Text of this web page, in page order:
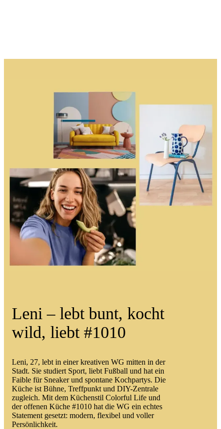
Leni – lebt bunt, kocht
wild, liebt #1010
Leni, 27, lebt in einer kreativen WG mitten in der
Stadt. Sie studiert Sport, liebt Fußball und hat ein
Faible für Sneaker und spontane Kochpartys. Die
Küche ist Bühne, Treffpunkt und DIY-Zentrale
zugleich. Mit dem Küchenstil Colorful Life und
der offenen Küche #1010 hat die WG ein echtes
Statement gesetzt: modern, flexibel und voller
Persönlichkeit.